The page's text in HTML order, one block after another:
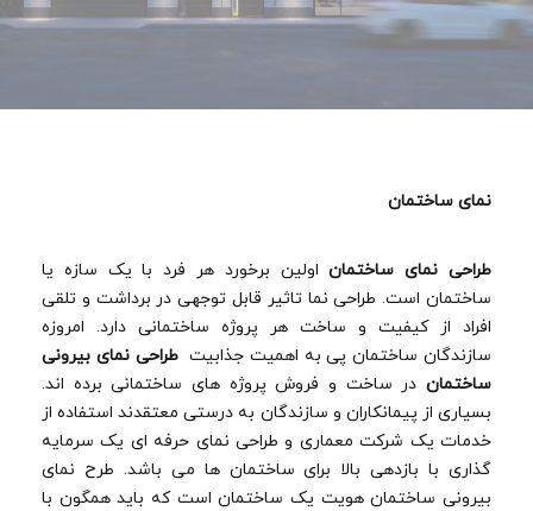
نمای ساختمان
طراحی نمای ساختماناولین برخورد هر فرد با یک سازه یا
ساختمان است. طراحی نما تاثیر قابل توجهی در برداشت و تلقی
افراد از کیفیت و ساخت هر پروژه ساختمانی دارد. امروزه
سازندگان ساختمان پی به اهمیت جذابیتطراحی نمای بیرونی
ساختمان در ساخت و فروش پروژه های ساختمانی برده اند.
بسیاری از پیمانکاران و سازندگان به درستی معتقدند استفاده از
خدمات یک شرکت معماری و طراحی نمای حرفه ای یک سرمایه
گذاری با بازدهی بالا برای ساختمان ها می باشد. طرح نمای
بیرونی ساختمان هویت یک ساختمان است که باید همگون با